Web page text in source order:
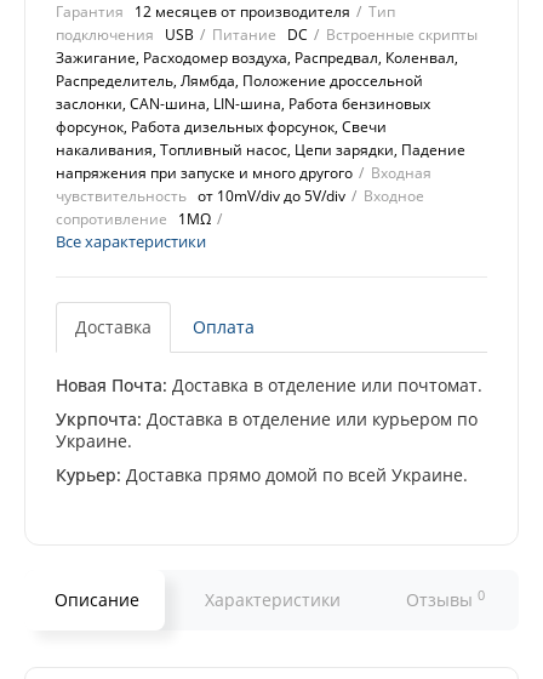
Гарантия 12 месяцев от производителя
Тип
подключения
USB Питание DC
Встроенные скрипты
Зажигание, Расходомер воздуха, Распредвал, Коленвал,
Распределитель, Лямбда, Положение дроссельной
заслонки, CAN-шина, LIN-шина, Работа бензиновых
форсунок, Работа дизельных форсунок, Свечи
накаливания, Топливный насос, Цепи зарядки, Падение
напряжения при запуске и много другого
Входная
чувствительность от 10mV/div до 5V/div
Входное
сопротивление
1MΩ
Все характеристики
Доставка Оплата
Новая Почта: Доставка в отделение или почтомат.
Укрпочта: Доставка в отделение или курьером по
Украине.
Курьер: Доставка прямо домой по всей Украине.
Описание Характеристики Отзывы 0